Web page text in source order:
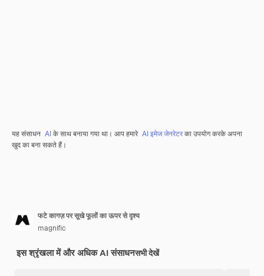
यह संसाधन AIके साथ बनाया गया था। आप हमारे AI इमेज जेनरेटरका उपयोग करके अपना
खुद का बना सकते हैं।
फटे कागज़ पर सूखे फूलों का ऊपर से दृश्य
magnific
इस श्रृंखला में और अधिक AI संसाधनसभी देखें